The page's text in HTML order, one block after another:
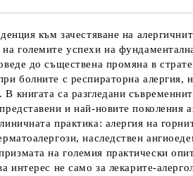
към зачестяване на
големите успехи на
до съществена промяна в
болните с респираторна алергия,
са разгледани
и най-новите поколения
практика: алергия на
наследствен
на големия практически
не само за лекарите-